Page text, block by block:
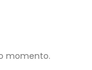
momento.